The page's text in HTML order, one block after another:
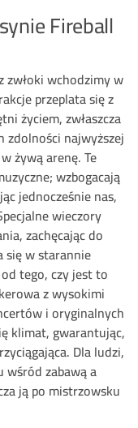
Fireball
zwłoki wchodzimy w
przeplata się z
życiem, zwłaszcza
zdolności najwyższej
żywą arenę. Te
wzbogacają
jednocześnie nas,
wieczory
zachęcając do
się w starannie
tego, czy jest to
z wysokimi
i oryginalnych
klimat, gwarantując,
Dla ludzi,
wśród zabawą a
ją po mistrzowsku.